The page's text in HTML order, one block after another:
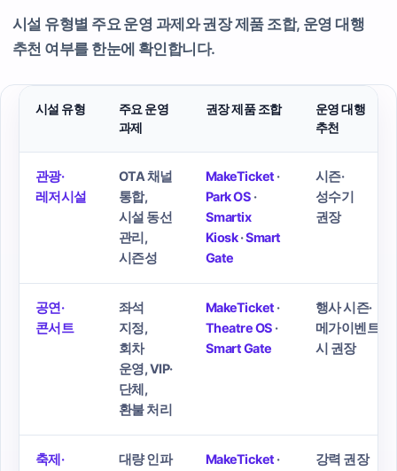
시설 유형별 주요 운영 과제와 권장 제품 조합, 운영 대행
추천 여부를 한눈에 확인합니다.
시설 유형
주요 운영
과제
권장 제품 조합
운영 대행
추천
관광·
레저시설
OTA 채널
통합,
시설 동선
관리,
시즌성
MakeTicket·
Park OS ·
Smartix
Kiosk·Smart
Gate
시즌·
성수기
권장
공연·
콘서트
좌석
지정,
회차
운영, VIP·
단체,
환불 처리
MakeTicket·
Theatre OS ·
Smart Gate
행사 시즌·
메가이벤트
시 권장
축제·
대량 인파
MakeTicket·
강력 권장